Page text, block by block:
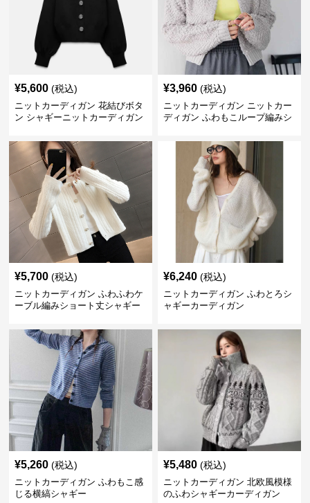
¥5,600 (税込)
ニットカーディガン 花結びボタ
ン シャギーニットカーディガン
¥3,960 (税込)
ニットカーディガン ニットカー
ディガン ふわもこループ編みシ
¥5,700 (税込)
ニットカーディガン ふわふわケ
ーブル編みショート丈シャギー
¥6,240 (税込)
ニットカーディガン ふわとろシ
ャギーカーディガン
¥5,260 (税込)
ニットカーディガン ふわもこ感
じる横縞シャギー
¥5,480 (税込)
ニットカーディガン 北欧風模様
のふわシャギーカーディガン